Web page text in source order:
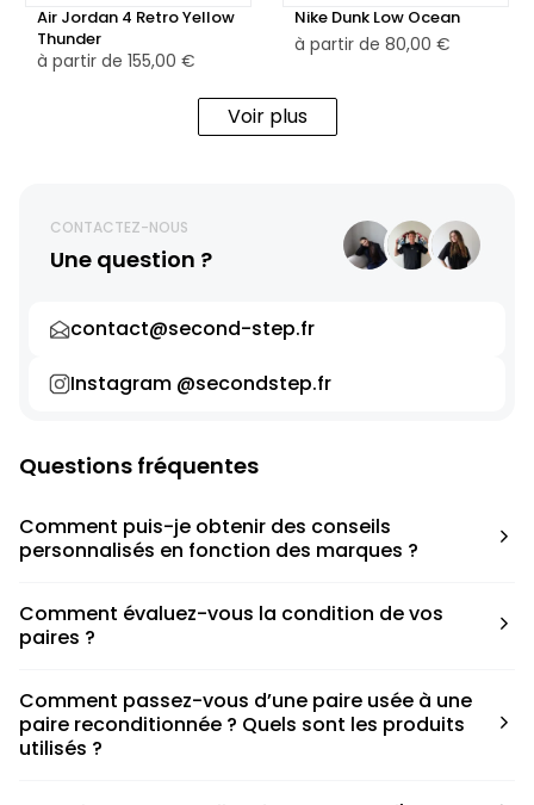
Air Jordan 4 Retro Yellow
Thunder
à partir de 155,00 €
Nike Dunk Low Ocean
à partir de 80,00 €
Voir plus
CONTACTEZ-NOUS
Une question ?
contact@second-step.fr
Instagram @secondstep.fr
Questions fréquentes
Comment puis-je obtenir des conseils
personnalisés en fonction des marques ?
pour déterminer la taille appropriée, que ce soit une taille
en dessous, au-dessus ou correspondant à votre taille
Comment évaluez-vous la condition de vos
paires ?
défauts spécifiques de chaque paire.
Comment passez-vous d’une paire usée à une
paire reconditionnée ? Quels sont les produits
utilisés ?